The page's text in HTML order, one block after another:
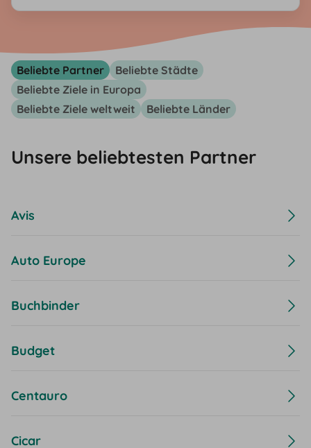
Nach Klick des Bestätigungslinks erhältst du eine zweite E-Mail
mit dem Rabatt-Gutscheincode.
Beliebte Partner
Beliebte Städte
Beliebte Ziele in Europa
Beliebte Ziele weltweit
Beliebte Länder
Unsere beliebtesten Partner
Avis
Auto Europe
Buchbinder
Budget
Centauro
Cicar